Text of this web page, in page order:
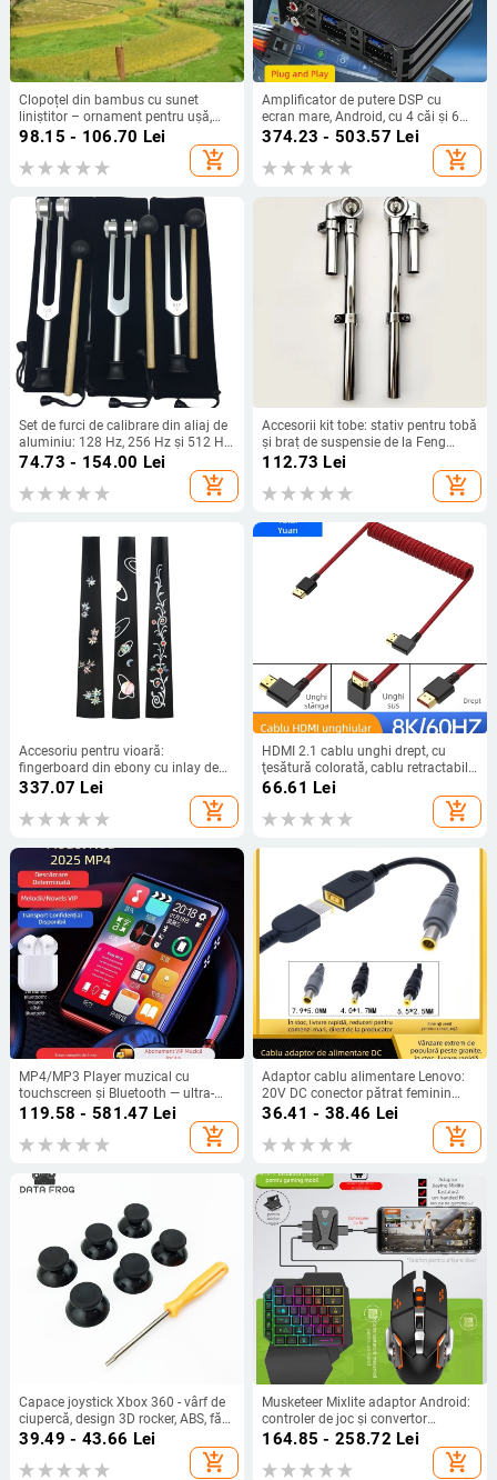
Clopoțel din bambus cu sunet
liniștitor – ornament pentru ușă,
ceainărie și decor de casă
98.15 - 106.70 Lei
add_shopping_cart
Amplificator de putere DSP cu
ecran mare, Android, cu 4 căi și 6
căi, fără pierderi, pentru modificarea
audio auto, en-gros, plug and play
374.23 - 503.57 Lei
add_shopping_cart
Set de furci de calibrare din aliaj de
aluminiu: 128 Hz, 256 Hz și 512 Hz,
cu suport triunghiular sau bază,
74.73 - 154.00 Lei
add_shopping_cart
Accesorii kit tobe: stativ pentru tobă
și braț de suspensie de la Feng
Chen
112.73 Lei
add_shopping_cart
Accesoriu pentru vioară:
fingerboard din ebony cu inlay de
perlă, gât sculptat, LN231,
337.07 Lei
add_shopping_cart
HDMI 2.1 cablu unghi drept, cu
ţesătură colorată, cablu retractabil
cu arc, 1 m, video 8K
66.61 Lei
add_shopping_cart
MP4/MP3 Player muzical cu
touchscreen și Bluetooth — ultra-
subțire, pentru citirea romanelor
119.58 - 581.47 Lei
add_shopping_cart
Adaptor cablu alimentare Lenovo:
20V DC conector pătrat feminin
către 7950/5525/4017, model 7950
5525 4017, lungime fir 0,15 m, OEM,
linie de conversie a energiei
36.41 - 38.46 Lei
add_shopping_cart
Capace joystick Xbox 360 - vârf de
ciupercă, design 3D rocker, ABS, fără
vibrații, include 6 capace și 1
39.49 - 43.66 Lei
add_shopping_cart
Musketeer Mixlite adaptor Android:
controler de joc și convertor
tastatură/mouse — USB, Bluetooth,
ABS, pentru un singur utilizator
164.85 - 258.72 Lei
add_shopping_cart